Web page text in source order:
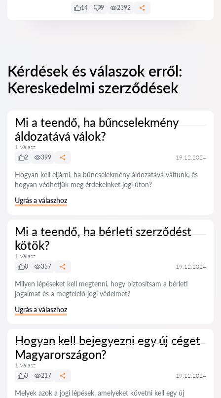
14 9 2392
Kérdések és válaszok erről:
Kereskedelmi szerződések
Mi a teendő, ha bűncselekmény
áldozatává válok?
1 Válasz
2
399 19.12.2024
Hogyan kell eljárni, ha bűncselekmény áldozatává váltunk, és
hogyan védhetjük meg érdekeinket jogi úton?
Ugrás a válaszhoz
Mi a teendő, ha bérleti szerződést
kötök?
1 Válasz
0
357 19.12.2024
Milyen lépéseket kell megtenni, hogy biztosítsam a bérleti
jogaimat és a megfelelő jogi védelmet?
Ugrás a válaszhoz
Hogyan kell bejegyezni egy új céget
Magyarországon?
1 Válasz
3
217 19.12.2024
Melyek azok a jogi lépések, amelyeket követni kell egy új